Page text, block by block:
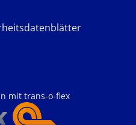
mit trans-o-flex